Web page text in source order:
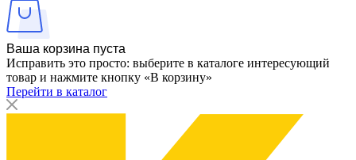
Ваша корзина пуста
Исправить это просто: выберите в каталоге интересующий
товар и нажмите кнопку «В корзину»
Перейти в каталог